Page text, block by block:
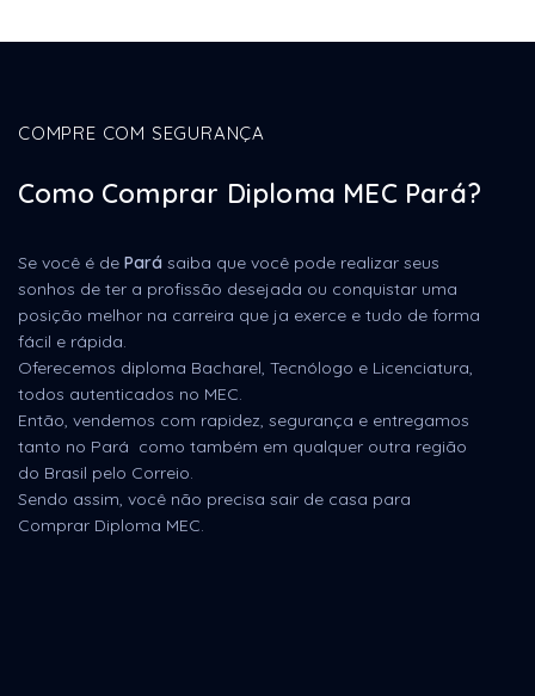
COMPRE COM SEGURANÇA
Como Comprar Diploma MEC Pará?
Se você é de Pará saiba que você pode realizar seus
sonhos de ter a profissão desejada ou conquistar uma
posição melhor na carreira que ja exerce e tudo de forma
fácil e rápida.
Oferecemos diploma Bacharel, Tecnólogo e Licenciatura,
todos autenticados no MEC.
Então, vendemos com rapidez, segurança e entregamos
tanto no Pará como também em qualquer outra região
do Brasil pelo Correio.
Sendo assim, você não precisa sair de casa para
Comprar Diploma MEC.